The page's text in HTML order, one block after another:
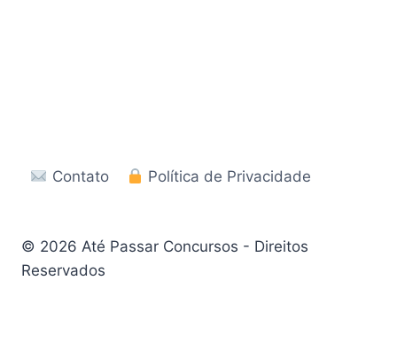
Contato Política de Privacidade
© 2026 Até Passar Concursos - Direitos
Reservados